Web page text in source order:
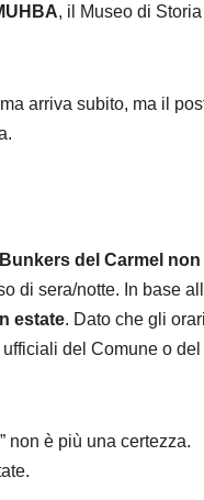
, il Museo di Storia
arriva subito, ma il
del Carmel non
di sera/notte. In base
estate. Dato che gli orari
del Comune o del
non è più una certezza.